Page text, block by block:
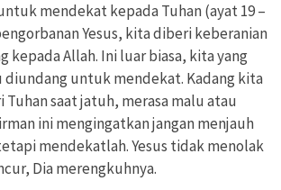
mendekat kepada Tuhan (ayat 19 –
Yesus, kita diberi keberanian
kepada Allah. Ini luar biasa, kita yang
diundang untuk mendekat. Kadang kita
Tuhan saat jatuh, merasa malu atau
ini mengingatkan jangan menjauh
mendekatlah. Yesus tidak menolak
Dia merengkuhnya.